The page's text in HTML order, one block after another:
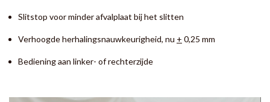
Slitstop voor minder afvalplaat bij het slitten
Verhoogde herhalingsnauwkeurigheid, nu + 0,25 mm
Bediening aan linker- of rechterzijde